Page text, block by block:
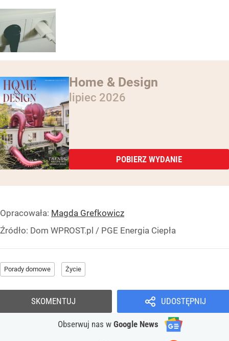
Home & Design
lipiec 2026
POBIERZ WYDANIE
Opracowała: Magda Grefkowicz
Źródło: Dom WPROST.pl / PGE Energia Ciepła
Porady domowe Życie
UDOSTĘPNIJ
Obserwuj nas w Google News
SKOMENTUJ